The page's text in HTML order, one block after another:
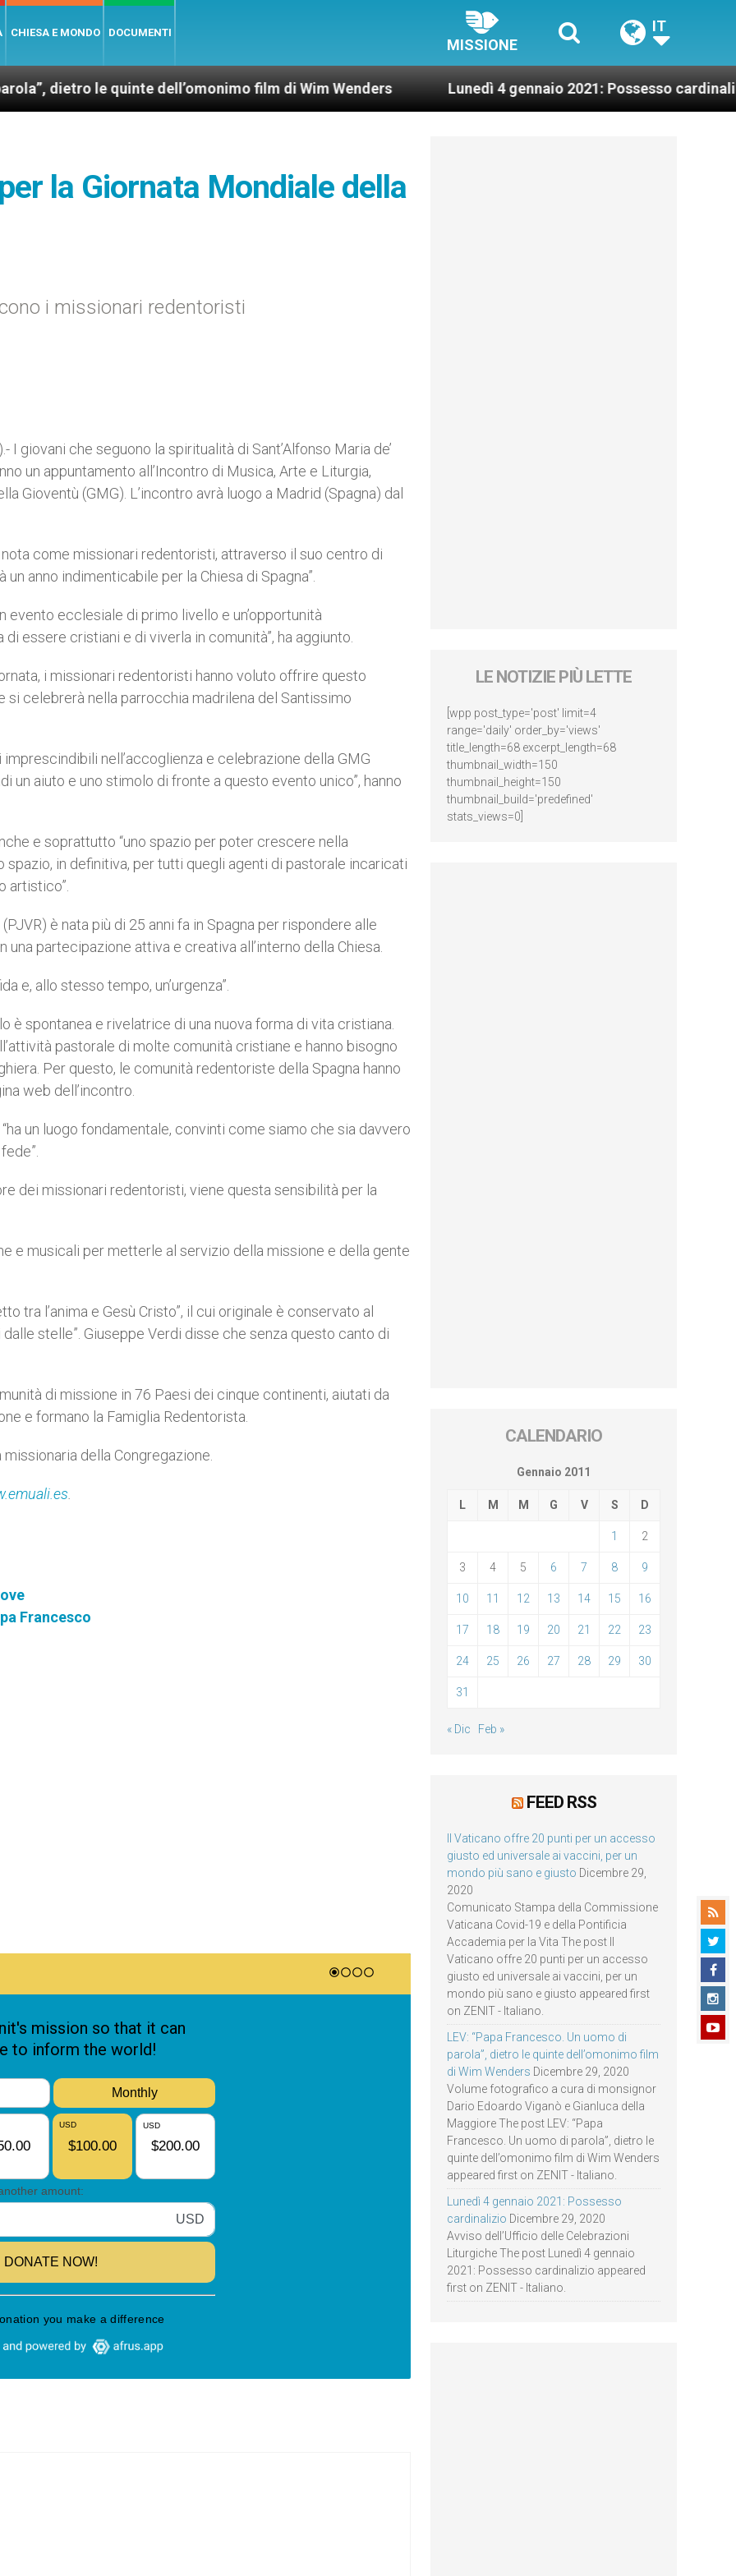
CHIESA E MONDO DOCUMENTI
MISSIONE
IT
le quinte dell’omonimo film di Wim Wenders Lunedì 4 gennaio 2021: Possesso cardinalizio
la Giornata Mondiale della
i missionari redentoristi
I giovani che seguono la spiritualità di Sant’Alfonso Maria de’
un appuntamento all’Incontro di Musica, Arte e Liturgia,
Gioventù (GMG). L’incontro avrà luogo a Madrid (Spagna) dal
come missionari redentoristi, attraverso il suo centro di
anno indimenticabile per la Chiesa di Spagna”.
evento ecclesiale di primo livello e un’opportunità
essere cristiani e di viverla in comunità”, ha aggiunto.
i missionari redentoristi hanno voluto offrire questo
si celebrerà nella parrocchia madrilena del Santissimo
nell’accoglienza e celebrazione della GMG
un aiuto e uno stimolo di fronte a questo evento unico”, hanno
e soprattutto “uno spazio per poter crescere nella
in definitiva, per tutti quegli agenti di pastorale incaricati
artistico”.
è nata più di 25 anni fa in Spagna per rispondere alle
partecipazione attiva e creativa all’interno della Chiesa.
e, allo stesso tempo, un’urgenza”.
è spontanea e rivelatrice di una nuova forma di vita cristiana.
pastorale di molte comunità cristiane e hanno bisogno
Per questo, le comunità redentoriste della Spagna hanno
web dell’incontro.
un luogo fondamentale, convinti come siamo che sia davvero
dei missionari redentoristi, viene questa sensibilità per la
e musicali per metterle al servizio della missione e della gente
tra l’anima e Gesù Cristo”, il cui originale è conservato al
stelle”. Giuseppe Verdi disse che senza questo canto di
di missione in 76 Paesi dei cinque continenti, aiutati da
e formano la Famiglia Redentorista.
della Congregazione.
Francesco
LE NOTIZIE PIÙ LETTE
[wpp post_type='post' limit=4
range='daily' order_by='views'
title_length=68 excerpt_length=68
thumbnail_width=150
thumbnail_height=150
thumbnail_build='predefined'
stats_views=0]
CALENDARIO
Gennaio 2011
L M M G V S D
1 2
3 4 5 6 7 8 9
10 11 12 13 14 15 16
17 18 19 20 21 22 23
24 25 26 27 28 29 30
31
« Dic Feb »
FEED RSS
Il Vaticano offre 20 punti per un accesso
giusto ed universale ai vaccini, per un
mondo più sano e giusto Dicembre 29,
2020
Comunicato Stampa della Commissione
Vaticana Covid-19 e della Pontificia
Accademia per la Vita The post Il
Vaticano offre 20 punti per un accesso
giusto ed universale ai vaccini, per un
mondo più sano e giusto appeared first
on ZENIT - Italiano.
LEV: “Papa Francesco. Un uomo di
parola”, dietro le quinte dell’omonimo film
di Wim Wenders Dicembre 29, 2020
Volume fotografico a cura di monsignor
Dario Edoardo Viganò e Gianluca della
Maggiore The post LEV: “Papa
Francesco. Un uomo di parola”, dietro le
quinte dell’omonimo film di Wim Wenders
appeared first on ZENIT - Italiano.
Lunedì 4 gennaio 2021: Possesso
cardinalizio Dicembre 29, 2020
Avviso dell’Ufficio delle Celebrazioni
Liturgiche The post Lunedì 4 gennaio
2021: Possesso cardinalizio appeared
first on ZENIT - Italiano.